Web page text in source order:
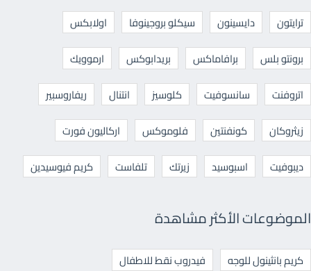
ترايتون
دايسينون سيكلو بروجينوفا
اولابكس
برونتو بلس
برافاماكس بريدابوكس
ارموويك
اتروفنت
سانسوفيت كلوسيز انتنال
ريفاروسبير
زيثروكان
كونفنتين فلوموكس
اركاليون فورت
ديبوفيت
اسبوسيد زيرتك تلفاست كريم فيوسيدين
الموضوعات الأكثر مشاهدة
كريم بانثينول للوجه فيدروب نقط للاطفال